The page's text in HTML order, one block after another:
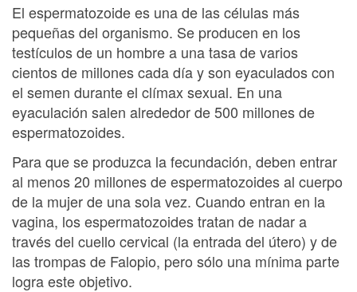
El espermatozoide es una de las células más
pequeñas del organismo. Se producen en los
testículos de un hombre a una tasa de varios
cientos de millones cada día y son eyaculados con
el semen durante el clímax sexual. En una
eyaculación salen alrededor de 500 millones de
espermatozoides.
Para que se produzca la fecundación, deben entrar
al menos 20 millones de espermatozoides al cuerpo
de la mujer de una sola vez. Cuando entran en la
vagina, los espermatozoides tratan de nadar a
través del cuello cervical (la entrada del útero) y de
las trompas de Falopio, pero sólo una mínima parte
logra este objetivo.